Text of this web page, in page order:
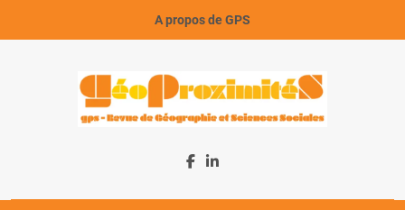
A propos de GPS
GeoProximiteS